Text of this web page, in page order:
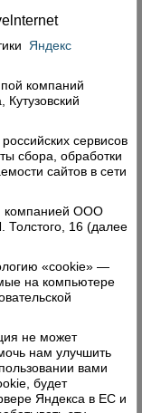
Яндекс
компаний
сервисов
сбора, обработки
сайтов в сети
компанией ООО
16 (далее
«cookie» —
на компьютере
не может
нам улучшить
вами
будет
Яндекса в ЕС и